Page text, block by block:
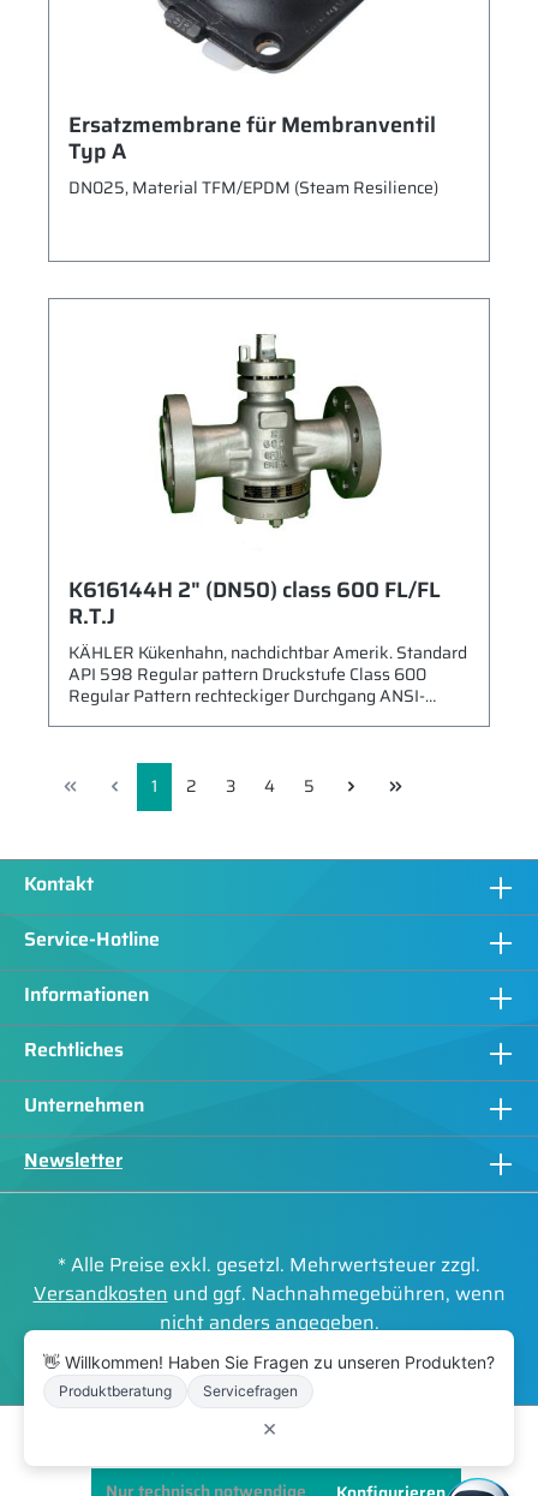
Ersatzmembrane für Membranventil
Typ A
DN025, Material TFM/EPDM (Steam Resilience)
K616144H 2" (DN50) class 600 FL/FL
R.T.J
KÄHLER Kükenhahn, nachdichtbar Amerik. Standard
API 598 Regular pattern Druckstufe Class 600
Regular Pattern rechteckiger Durchgang ANSI-
A351 CF8M) PTFE beschichtet Spindel 1.4571 (ASTM
A182 F316) Druck-Temperaturbereich nach ASME
mit Handhebel
1 2 3 4 5
Kontakt
Service-Hotline
Informationen
Rechtliches
Unternehmen
Newsletter
* Alle Preise exkl. gesetzl. Mehrwertsteuer zzgl.
Versandkostenund ggf. Nachnahmegebühren, wenn
nicht anders angegeben.
Realisiert mit Shopware
Diese Website verwendet Cookies, um eine bestmögliche Erfahrung
👋 Willkommen! Haben Sie Fragen zu unseren Produkten?
Produktberatung Servicefragen
×